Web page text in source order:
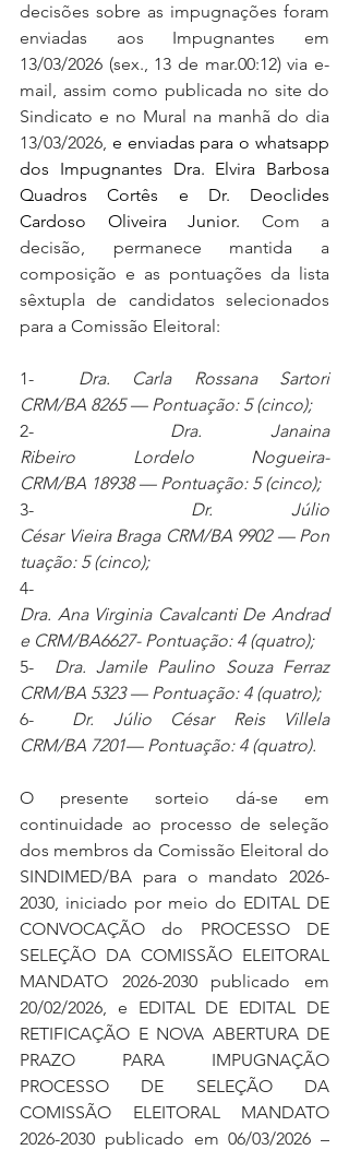
decisões sobre as impugnações foram
enviadas aos Impugnantes em
13/03/2026 (sex., 13 de mar.00:12) via e-
mail, assim como publicada no site do
Sindicato e no Mural na manhã do dia
13/03/2026, e enviadas para o whatsapp
dos Impugnantes Dra. Elvira Barbosa
Quadros Cortês e Dr. Deoclides
Cardoso Oliveira Junior. Com a
decisão, permanece mantida a
composição e as pontuações da lista
sêxtupla de candidatos selecionados
para a Comissão Eleitoral:
1- Dra. Carla Rossana Sartori
CRM/BA 8265 — Pontuação: 5 (cinco);
2- Dra. Janaina
Ribeiro Lordelo Nogueira-
CRM/BA 18938 — Pontuação: 5 (cinco);
3- Dr. Júlio
César Vieira Braga CRM/BA 9902 — Pon
tuação: 5 (cinco);
Dra. Ana Virginia Cavalcanti De Andrad
e CRM/BA6627- Pontuação: 4 (quatro);
5- Dra. Jamile Paulino Souza Ferraz
CRM/BA 5323 — Pontuação: 4 (quatro);
6- Dr. Júlio César Reis Villela
CRM/BA 7201— Pontuação: 4 (quatro).
O presente sorteio dá-se em
continuidade ao processo de seleção
dos membros da Comissão Eleitoral do
SINDIMED/BA para o mandato 2026-
2030, iniciado por meio do EDITAL DE
CONVOCAÇÃO do PROCESSO DE
SELEÇÃO DA COMISSÃO ELEITORAL
MANDATO 2026-2030 publicado em
20/02/2026, e EDITAL DE EDITAL DE
RETIFICAÇÃO E NOVA ABERTURA DE
PRAZO PARA IMPUGNAÇÃO
PROCESSO DE SELEÇÃO DA
COMISSÃO ELEITORAL MANDATO
2026-2030 publicado em 06/03/2026 –